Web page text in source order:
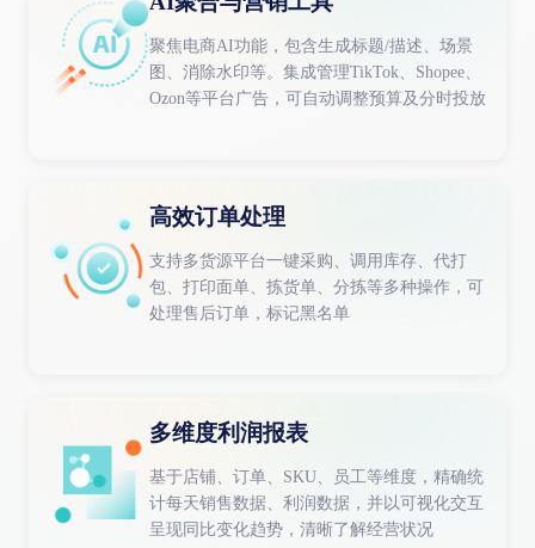
聚焦电商AI功能，包含生成标题/描述、场景
图、消除水印等。集成管理TikTok、Shopee、
Ozon等平台广告，可自动调整预算及分时投放
高效订单处理
支持多货源平台一键采购、调用库存、代打
包、打印面单、拣货单、分拣等多种操作，可
处理售后订单，标记黑名单
多维度利润报表
基于店铺、订单、SKU、员工等维度，精确统
计每天销售数据、利润数据，并以可视化交互
呈现同比变化趋势，清晰了解经营状况